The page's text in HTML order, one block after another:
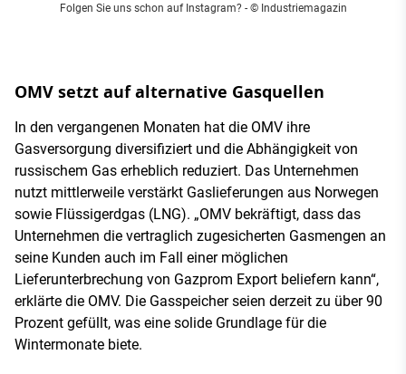
Folgen Sie uns schon auf Instagram?- © Industriemagazin
OMV setzt auf alternative Gasquellen
In den vergangenen Monaten hat die OMV ihre
Gasversorgung diversifiziert und die Abhängigkeit von
russischem Gas erheblich reduziert. Das Unternehmen
nutzt mittlerweile verstärkt Gaslieferungen aus Norwegen
sowie Flüssigerdgas (LNG). „OMV bekräftigt, dass das
Unternehmen die vertraglich zugesicherten Gasmengen an
seine Kunden auch im Fall einer möglichen
Lieferunterbrechung von Gazprom Export beliefern kann“,
erklärte die OMV. Die Gasspeicher seien derzeit zu über 90
Prozent gefüllt, was eine solide Grundlage für die
Wintermonate biete.